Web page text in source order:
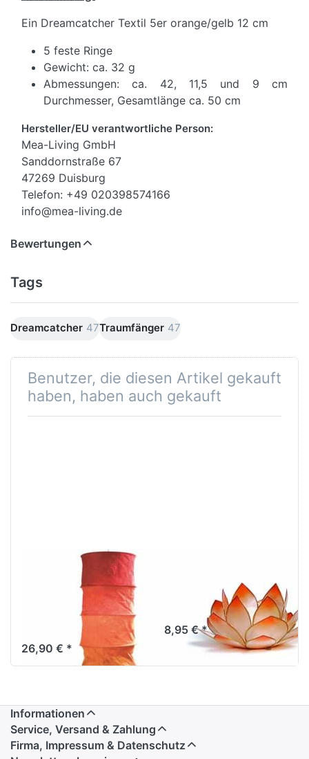
Ein Dreamcatcher Textil 5er orange/gelb 12 cm
5 feste Ringe
Gewicht: ca. 32 g
Abmessungen: ca. 42, 11,5 und 9 cm
Durchmesser, Gesamtlänge ca. 50 cm
Hersteller/EU verantwortliche Person:
Mea-Living GmbH
Sanddornstraße 67
47269 Duisburg
Telefon: +49 020398574166
info@mea-living.de
Bewertungen
Tags
Dreamcatcher 47Traumfänger 47
Benutzer, die diesen Artikel gekauft
haben, haben auch gekauft
Lampenschirm
rund rot-orange
26,90 € *
Sonnenaufgang
mandarin
8,95 € *
Informationen
Service, Versand & Zahlung
Firma, Impressum & Datenschutz